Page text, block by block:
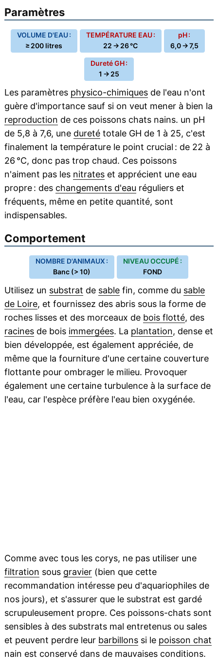
Paramètres
VOLUME D'EAU :
≥ 200 litres
TEMPÉRATURE EAU :
22 → 26 °C
pH :
6,0 → 7,5
Dureté GH :
1 → 25
Les paramètres physico-chimiquesde l'eau n'ont
guère d'importance sauf si on veut mener à bien la
reproduction de ces poissons chats nains. un pH
de 5,8 à 7,6, une duretétotale GH de 1 à 25, c'est
finalement la température le point crucial : de 22 à
26 °C, donc pas trop chaud. Ces poissons
n'aiment pas les nitrateset apprécient une eau
propre : des changements d'eau réguliers et
fréquents, même en petite quantité, sont
indispensables.
Comportement
NOMBRE D'ANIMAUX :
Banc (> 10)
NIVEAU OCCUPÉ :
FOND
Utilisez un substrat de sablefin, comme du sable
de Loire, et fournissez des abris sous la forme de
roches lisses et des morceaux de bois flotté, des
racinesde bois immergées. La plantation, dense et
bien développée, est également appréciée, de
même que la fourniture d'une certaine couverture
flottante pour ombrager le milieu. Provoquer
également une certaine turbulence à la surface de
l'eau, car l'espèce préfère l'eau bien oxygénée.
Comme avec tous les corys, ne pas utiliser une
filtration sous gravier(bien que cette
recommandation intéresse peu d'aquariophiles de
nos jours), et s'assurer que le substrat est gardé
scrupuleusement propre. Ces poissons-chats sont
sensibles à des substrats mal entretenus ou sales
et peuvent perdre leur barbillonssi le poisson chat
nain est conservé dans de mauvaises conditions.